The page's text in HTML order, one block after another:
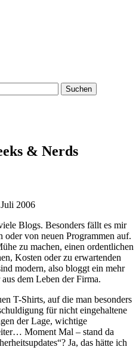
& Nerds
2006
Blogs. Besonders fällt es mir
von neuen Programmen auf.
zu machen, einen ordentlichen
Kosten oder zu erwartenden
modern, also bloggt ein mehr
dem Leben der Firma.
T-Shirts, auf die man besonders
für nicht eingehaltene
der Lage, wichtige
Moment Mal – stand da
Ja, das hätte ich